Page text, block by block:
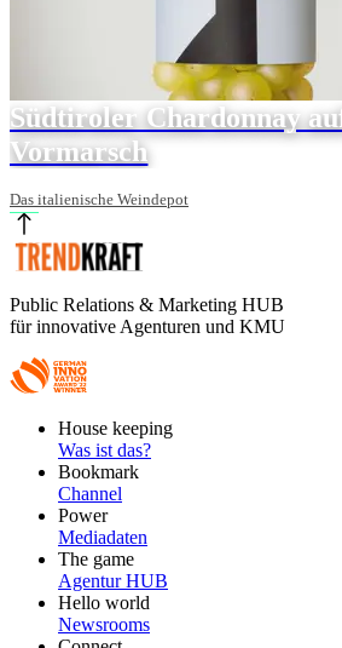
Südtiroler Chardonnay
Vormarsch
Das italienische Weindepot
Public Relations & Marketing HUB
für innovative Agenturen und KMU
FooterHouse keeping
Was ist das?
Bookmark
Channel
Power
Mediadaten
The game
Agentur HUB
Hello world
Newsrooms